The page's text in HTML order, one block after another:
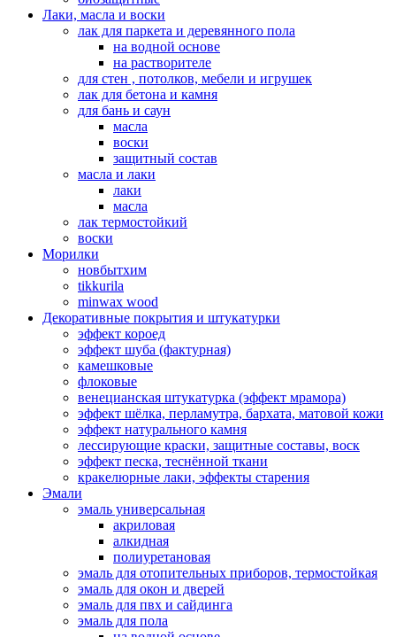
Лаки, масла и воски
лак для паркета и деревянного пола
на водной основе
на растворителе
для стен , потолков, мебели и игрушек
лак для бетона и камня
для бань и саун
масла
воски
защитный состав
масла и лаки
лаки
масла
лак термостойкий
воски
Морилки
новбытхим
tikkurila
minwax wood
Декоративные покрытия и штукатурки
эффект короед
эффект шуба (фактурная)
камешковые
флоковые
венецианская штукатурка (эффект мрамора)
эффект шёлка, перламутра, бархата, матовой кожи
эффект натурального камня
лессирующие краски, защитные составы, воск
эффект песка, теснённой ткани
кракелюрные лаки, эффекты старения
Эмали
эмаль универсальная
акриловая
алкидная
полиуретановая
эмаль для отопительных приборов, термостойкая
эмаль для окон и дверей
эмаль для пвх и сайдинга
эмаль для пола